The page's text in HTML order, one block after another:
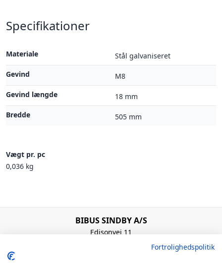
Specifikationer
Materiale
Stål galvaniseret
Gevind
M8
Gevind længde
18 mm
Bredde
505 mm
Vægt pr. pc
0,036 kg
BIBUS SINDBY A/S
Edisonvej 11
Fortrolighedspolitik